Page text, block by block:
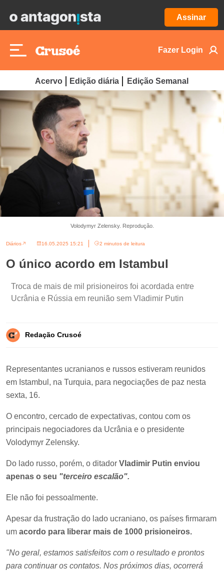
Assinar
Fazer Login
Acervo Edição diária Edição Semanal
Volodymyr Zelensky. Reprodução.
Diários 16.05.2025 15:21 2 minutos de leitura
O único acordo em Istambul
Troca de mais de mil prisioneiros foi acordada entre
Ucrânia e Rússia em reunião sem Vladimir Putin
Redação Crusoé
Representantes ucranianos e russos estiveram reunidos
em Istambul, na Turquia, para negociações de paz nesta
sexta, 16.
O encontro, cercado de expectativas, contou com os
principais negociadores da Ucrânia e o presidente
Volodymyr Zelensky.
Do lado russo, porém, o ditador Vladimir Putin enviou
apenas o seu "terceiro escalão".
Ele não foi pessoalmente.
Apesar da frustração do lado ucraniano, os países firmaram
um acordo para liberar mais de 1000 prisioneiros.
"No geral, estamos satisfeitos com o resultado e prontos
para continuar os contatos. Nos próximos dias, ocorrerá